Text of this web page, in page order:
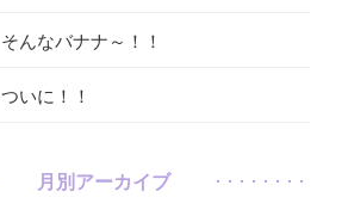
そんなバナナ～！！
ついに！！
月別アーカイブ